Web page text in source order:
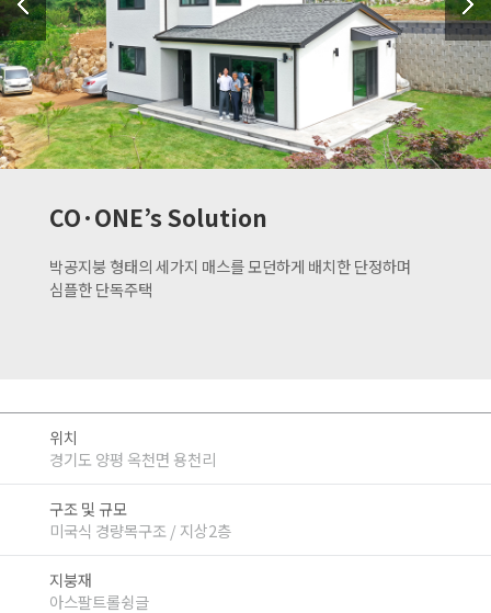
CO·ONE’s Solution
박공지붕 형태의 세가지 매스를 모던하게 배치한 단정하며
심플한 단독주택
위치
경기도 양평 옥천면 용천리
구조 및 규모
미국식 경량목구조 / 지상2층
지붕재
아스팔트롤슁글